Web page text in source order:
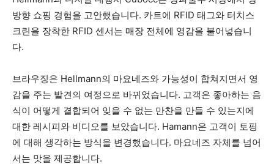
방향 쇼핑 경험을 고안했습니다. 카트에 RFID 태그와 터치스
크린을 장착한 RFID 센서는 매장 전체에 영감을 불어넣습니
다.
브라우징은 Hellmann의 마요네즈와 가능성이 합쳐지면서 영
감을 주는 발견의 여정으로 바뀌었습니다. 고객은 좋아하는 음
식이 어떻게 결합되어 잊을 수 없는 만찬을 만들 수 있는지에
대한 레시피와 비디오를 보았습니다. Hamann은 고객이 토핑
에 대해 생각하는 방식을 변경했습니다. 마요네즈 자체를 넘어
서는 맛을 제공합니다.